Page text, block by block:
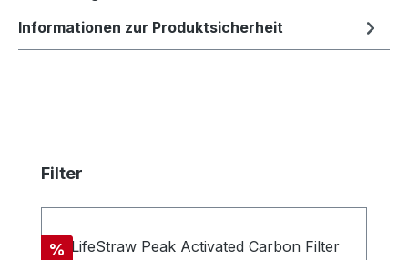
Informationen zur Produktsicherheit
Produktgalerie überspringen
Filter
Rabatt
%